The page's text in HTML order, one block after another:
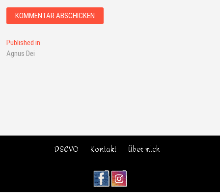
Published in
Agnus Dei
DSGVO Kontakt Über mich